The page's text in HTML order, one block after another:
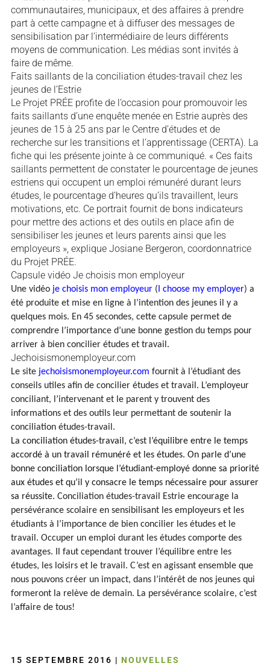
communautaires, municipaux, et des affaires à prendre
part à cette campagne et à diffuser des messages de
sensibilisation par l’intermédiaire de leurs différents
moyens de communication. Les médias sont invités à
faire de même.
Faits saillants de la conciliation études-travail chez les
jeunes de l’Estrie
Le Projet PRÉE profite de l’occasion pour promouvoir les
faits saillants d’une enquête menée en Estrie auprès des
jeunes de 15 à 25 ans par le Centre d’études et de
recherche sur les transitions et l’apprentissage (CERTA). La
fiche qui les présente jointe à ce communiqué. « Ces faits
saillants permettent de constater le pourcentage de jeunes
estriens qui occupent un emploi rémunéré durant leurs
études, le pourcentage d’heures qu’ils travaillent, leurs
motivations, etc. Ce portrait fournit de bons indicateurs
pour mettre des actions et des outils en place afin de
sensibiliser les jeunes et leurs parents ainsi que les
employeurs », explique Josiane Bergeron, coordonnatrice
du Projet PRÉE.
Capsule vidéo Je choisis mon employeur
Une vidéo je choisis mon employeur ( I choose my employer) a
été produite et mise en ligne à l’intention des jeunes il y a
quelques mois. En 45 secondes, cette capsule permet de
comprendre l’importance d’une bonne gestion du temps pour
arriver à bien concilier études et travail.
Jechoisismonemployeur.com
Le site jechoisismonemployeur.com fournit à l’étudiant des
conseils utiles afin de concilier études et travail. L’employeur
conciliant, l’intervenant et le parent y trouvent des
informations et des outils leur permettant de soutenir la
conciliation études-travail.
La conciliation études-travail, c’est l’équilibre entre le temps
accordé à un travail rémunéré et les études. On parle d’une
bonne conciliation lorsque l’étudiant-employé donne sa priorité
aux études et qu’il y consacre le temps nécessaire pour assurer
sa réussite. Conciliation études-travail Estrie encourage la
persévérance scolaire en sensibilisant les employeurs et les
étudiants à l’importance de bien concilier les études et le
travail. Occuper un emploi durant les études comporte des
avantages. Il faut cependant trouver l’équilibre entre les
études, les loisirs et le travail. C’est en agissant ensemble que
nous pouvons créer un impact, dans l’intérêt de nos jeunes qui
formeront la relève de demain. La persévérance scolaire, c’est
l’affaire de tous!
15 SEPTEMBRE 2016 | NOUVELLES